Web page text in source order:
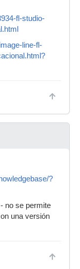
fl-studio-
line-fl-
?
- no se permite
una versión